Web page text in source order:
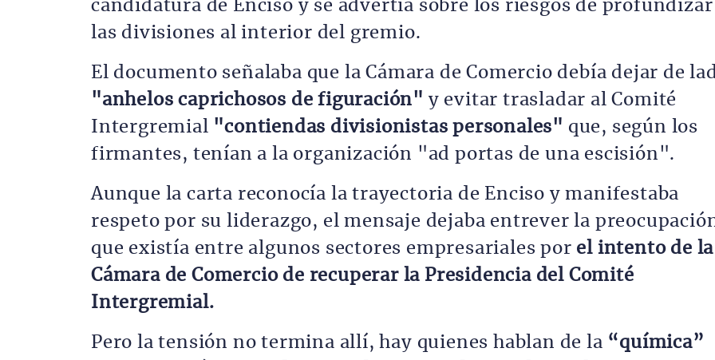
candidatura de Enciso y se advertía sobre los riesgos de profundizar
las divisiones al interior del gremio.
El documento señalaba que la Cámara de Comercio debía dejar de
"anhelos caprichosos de figuración" y evitar trasladar al Comité
Intergremial "contiendas divisionistas personales" que, según los
firmantes, tenían a la organización "ad portas de una escisión".
Aunque la carta reconocía la trayectoria de Enciso y manifestaba
respeto por su liderazgo, el mensaje dejaba entrever la
que existía entre algunos sectores empresariales por el intento de la
Cámara de Comercio de recuperar la Presidencia del Comité
Intergremial.
Pero la tensión no termina allí, hay quienes hablan de la “química”